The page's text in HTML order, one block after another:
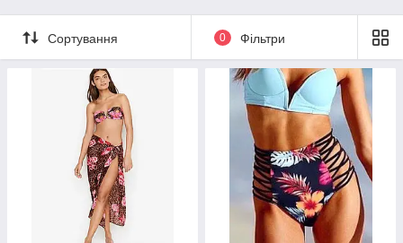
Сортування 0 Фільтри